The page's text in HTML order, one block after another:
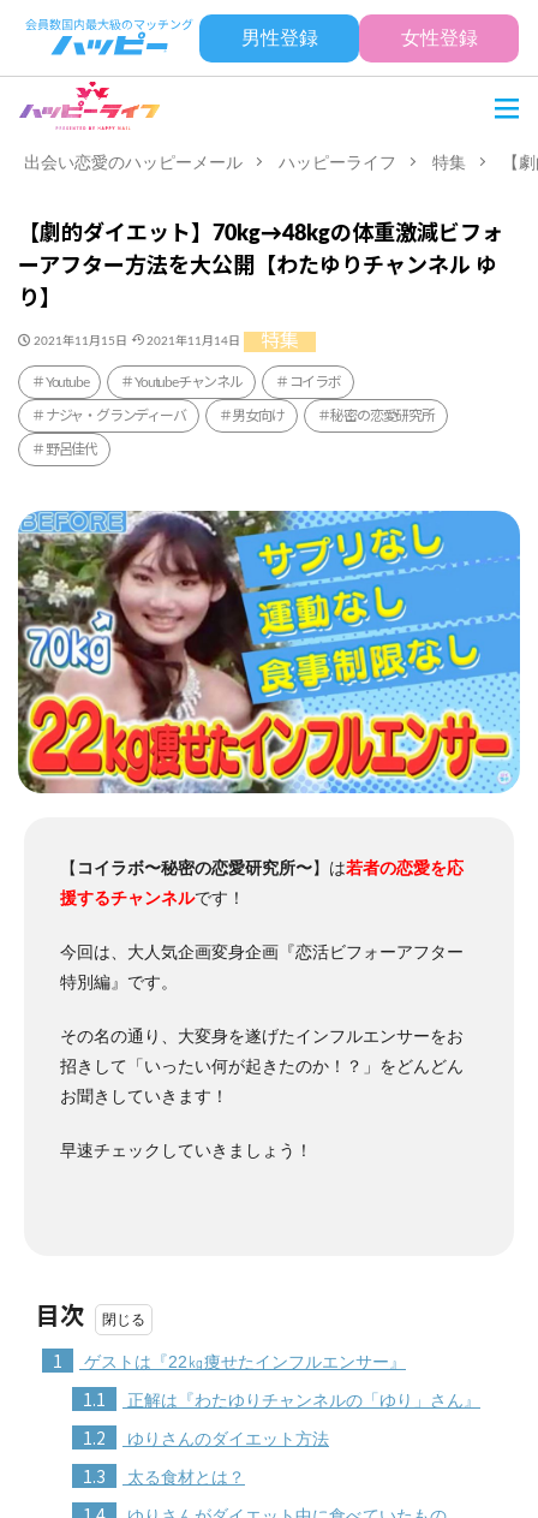
男性登録 女性登録
出会い恋愛のハッピーメール ハッピーライフ 特集 【
【劇的ダイエット】70kg→48kgの体重激減ビフォ
ーアフター方法を大公開【わたゆりチャンネル ゆ
り】
2021年11月15日 2021年11月14日 特集
Youtube Youtubeチャンネル コイラボ
ナジャ・グランディーバ 男女向け 秘密の恋愛研究所
野呂佳代
【 コイラボ〜秘密の恋愛研究所〜】は若者の恋愛を応
援するチャンネルです！
今回は、大人気企画変身企画『恋活ビフォーアフター
特別編』です。
その名の通り、大変身を遂げたインフルエンサーをお
招きして「いったい何が起きたのか！？」をどんどん
お聞きしていきます！
早速チェックしていきましょう！
目次
1 ゲストは『22㎏痩せたインフルエンサー』
1.1 正解は『わたゆりチャンネルの「ゆり」さん』
1.2 ゆりさんのダイエット方法
1.3 太る食材とは？